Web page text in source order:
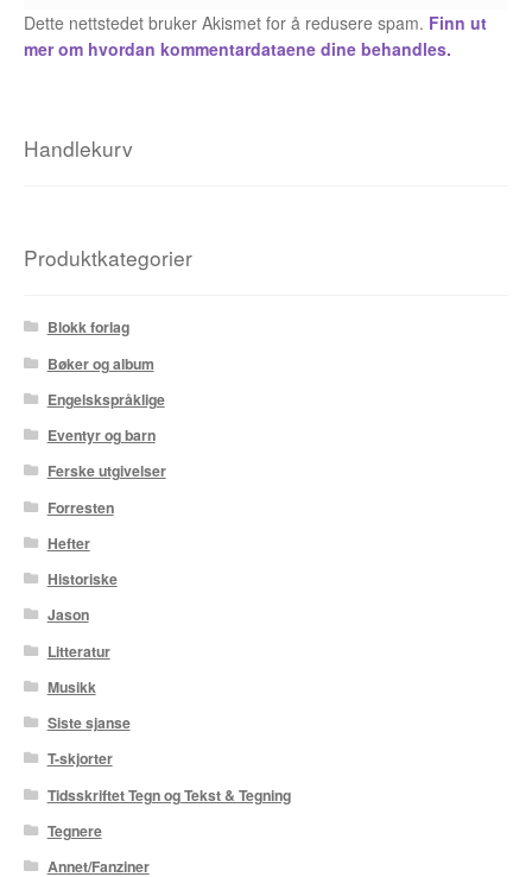
Jim Woodring
Kirjan Waage
Lars Aurtande
Lene Ask
Martin Ernstsen
Odd Henning Skyllingstad
Ronny Haugeland
Roy Søbstad
Rui Tenreiro
Rune Borvik
Sigbjørn Lilleeng
Dette nettstedet bruker Akismet for å redusere spam. Finn ut
mer om hvordan kommentardataene dine behandles.
Handlekurv
Produktkategorier
Blokk forlag
Bøker og album
Engelskspråklige
Eventyr og barn
Ferske utgivelser
Forresten
Hefter
Historiske
Jason
Litteratur
Musikk
Siste sjanse
T-skjorter
Tidsskriftet Tegn og Tekst & Tegning
Tegnere
Annet/Fanziner